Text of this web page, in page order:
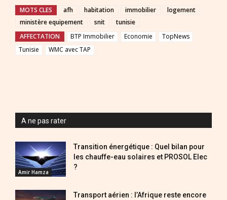
MOTS CLES afh habitation immobilier
logement
ministère equipement
snit
tunisie
AFFECTATION
BTP Immobilier Economie
TopNews
Tunisie
WMC avec TAP
A ne pas rater
Amir Hamza
Transition énergétique : Quel bilan pour
les chauffe-eau solaires et PROSOL Elec
?
Transport aérien : l’Afrique reste encore